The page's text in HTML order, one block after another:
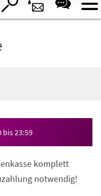
bis23:59
komplett
notwendig!